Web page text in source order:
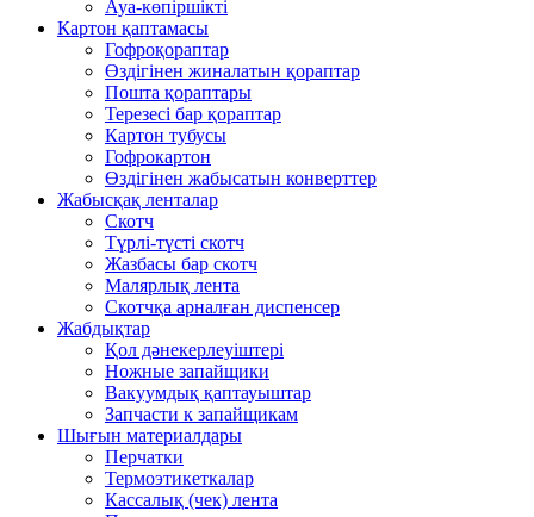
Ауа-көпіршікті
Картон қаптамасы
Гофроқораптар
Өздігінен жиналатын қораптар
Пошта қораптары
Терезесі бар қораптар
Картон тубусы
Гофрокартон
Өздігінен жабысатын конверттер
Жабысқақ ленталар
Скотч
Түрлі-түсті скотч
Жазбасы бар скотч
Малярлық лента
Скотчқа арналған диспенсер
Жабдықтар
Қол дәнекерлеуіштері
Ножные запайщики
Вакуумдық қаптауыштар
Запчасти к запайщикам
Шығын материалдары
Перчатки
Термоэтикеткалар
Кассалық (чек) лента